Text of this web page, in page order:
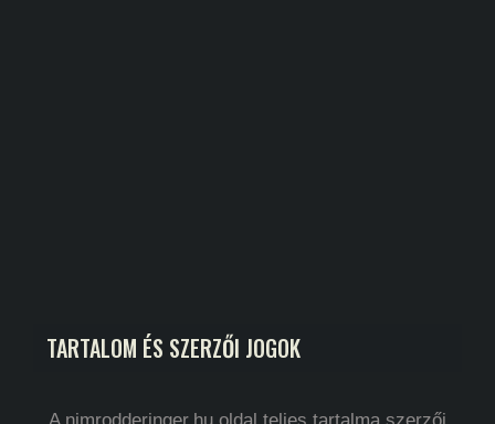
TARTALOM ÉS SZERZŐI JOGOK